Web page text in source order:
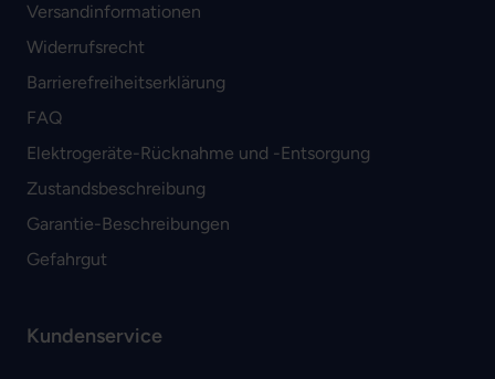
Versandinformationen
Widerrufsrecht
Barrierefreiheitserklärung
FAQ
Elektrogeräte-Rücknahme und -Entsorgung
Zustandsbeschreibung
Garantie-Beschreibungen
Gefahrgut
Kundenservice